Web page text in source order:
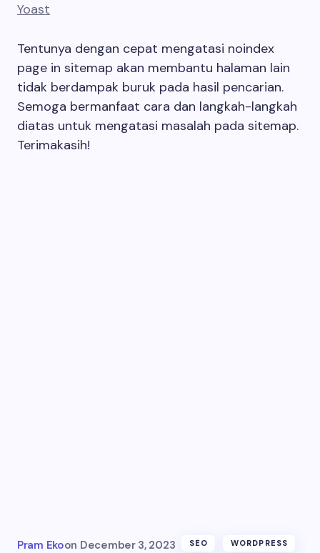
Yoast
Tentunya dengan cepat mengatasi noindex
page in sitemap akan membantu halaman lain
tidak berdampak buruk pada hasil pencarian.
Semoga bermanfaat cara dan langkah-langkah
diatas untuk mengatasi masalah pada sitemap.
Terimakasih!
Pram Ekoon December 3, 2023 SEO WORDPRESS